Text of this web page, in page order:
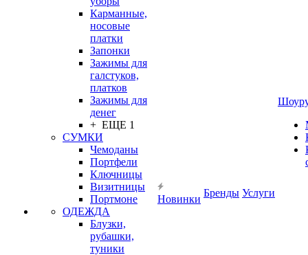
Карманные,
носовые
платки
Запонки
Зажимы для
галстуков,
платков
Зажимы для
денег
+ ЕЩЕ 1
СУМКИ
Чемоданы
Портфели
Ключницы
Визитницы
Портмоне
ОДЕЖДА
Блузки,
рубашки,
туники
Новинки
Бренды Услуги